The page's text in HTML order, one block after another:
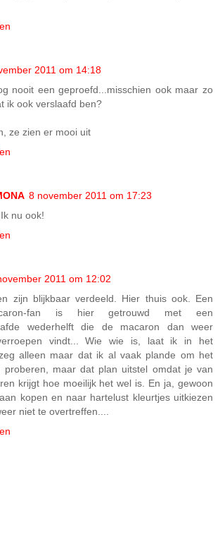
2011 om 14:18
nooit een geproefd...misschien ook maar zo
ik ook verslaafd ben?
ze zien er mooi uit
8 november 2011 om 17:23
nu ook!
2011 om 12:02
zijn blijkbaar verdeeld. Hier thuis ook. Een
fan is hier getrouwd met een
wederhelft die de macaron dan weer
vindt... Wie wie is, laat ik in het
alleen maar dat ik al vaak plande om het
proberen, maar dat plan uitstel omdat je van
krijgt hoe moeilijk het wel is. En ja, gewoon
kopen en naar hartelust kleurtjes uitkiezen
niet te overtreffen....